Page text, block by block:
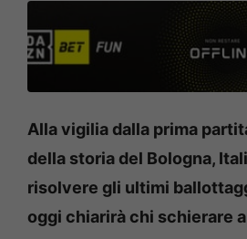
Alla vigilia dalla prima
della storia del Bologna,
risolvere gli ultimi
oggi chiarirà chi schierare